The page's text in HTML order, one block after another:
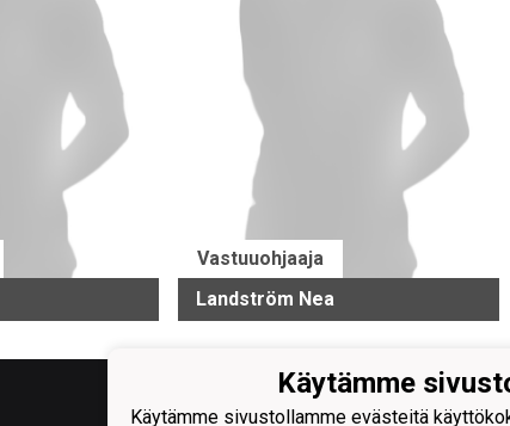
Vastuuohjaaja
Landström Nea
Käytämme
Käytämme sivustollamme evästeitä